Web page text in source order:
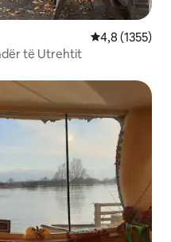
Vlerësimi
4,8 (1355)
të Utrehtit